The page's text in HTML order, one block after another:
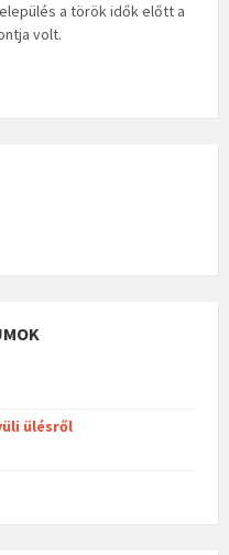
a török idők előtt a
volt.
ülésről